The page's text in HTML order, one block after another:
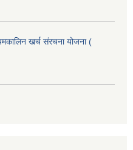
खर्च संरचना योजना (